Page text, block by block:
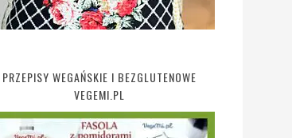
PRZEPISY WEGAŃSKIE I BEZGLUTENOWE
VEGEMI.PL